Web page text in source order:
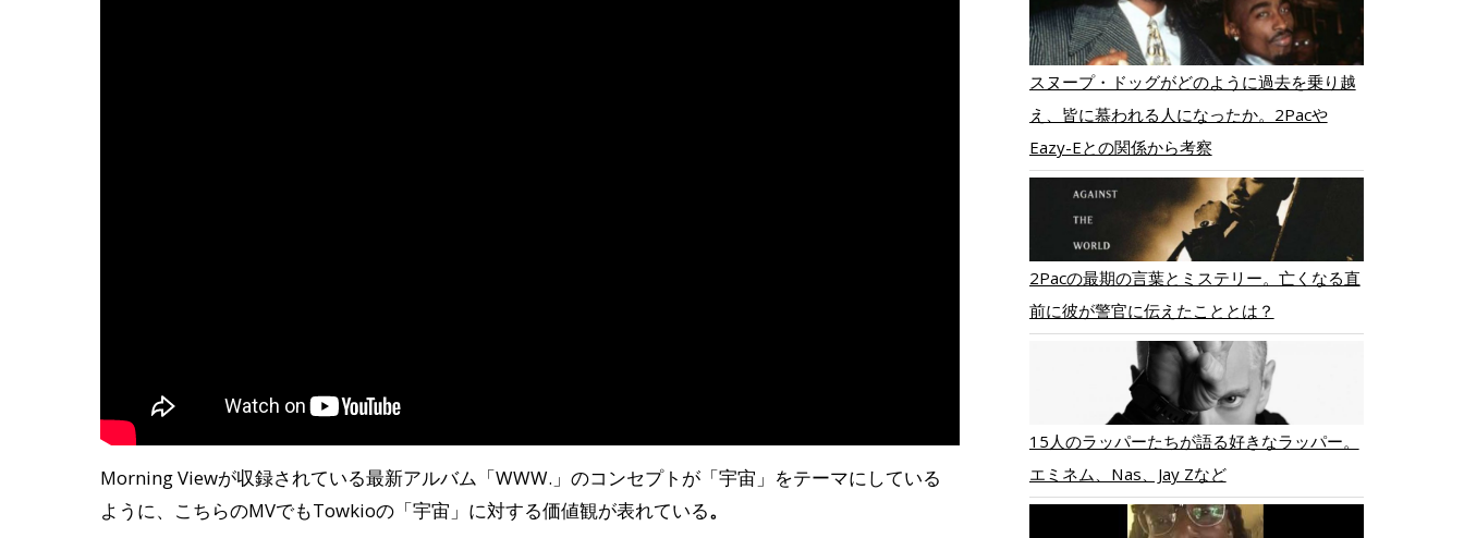
Morning Viewが収録されている最新アルバム「WWW.」のコンセプトが「宇宙」をテーマにしている
ように、こちらのMVでもTowkioの「宇宙」に対する価値観が表れている。
スヌープ・ドッグがどのように過去を乗り越
え、皆に慕われる人になったか。2Pacや
Eazy-Eとの関係から考察
2Pacの最期の言葉とミステリー。亡くなる直
前に彼が警官に伝えたこととは？
15人のラッパーたちが語る好きなラッパー。
エミネム、Nas、Jay Zなど